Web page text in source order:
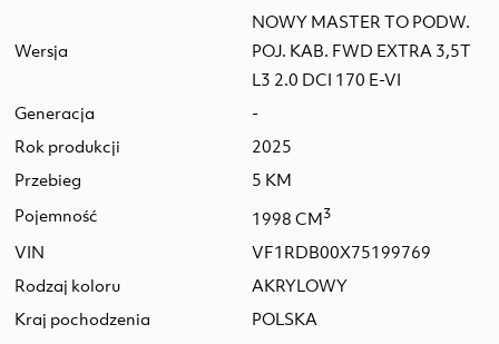
Wersja
NOWY MASTER TO PODW.
POJ. KAB. FWD EXTRA 3,5T
L3 2.0 DCI 170 E-VI
Generacja
-
Rok produkcji
2025
Przebieg
5 KM
Pojemność
1998 CM3
VIN
VF1RDB00X75199769
Rodzaj koloru
AKRYLOWY
Kraj pochodzenia
POLSKA